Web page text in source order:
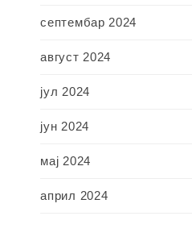
септембар 2024
август 2024
јул 2024
јун 2024
мај 2024
април 2024